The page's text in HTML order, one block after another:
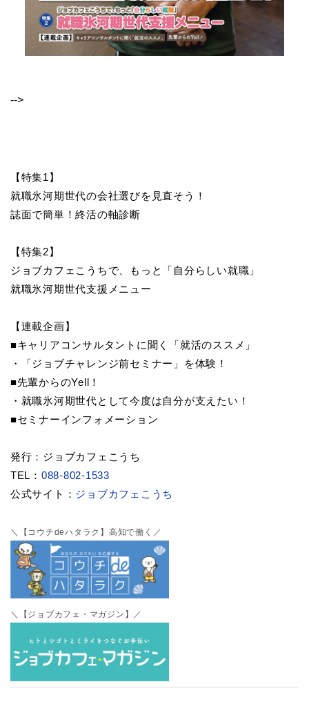
-->
【特集1】
就職氷河期世代の会社選びを見直そう！
誌面で簡単！終活の軸診断
【特集2】
ジョブカフェこうちで、もっと「自分らしい就職」
就職氷河期世代支援メニュー
【連載企画】
■キャリアコンサルタントに聞く「就活のススメ」
・「ジョブチャレンジ前セミナー」を体験！
■先輩からのYell！
・就職氷河期世代として今度は自分が支えたい！
■セミナーインフォメーション
発行：ジョブカフェこうち
TEL： 088-802-1533
公式サイト： ジョブカフェこうち
＼【コウチdeハタラク】高知で働く／
＼【ジョブカフェ・マガジン】／